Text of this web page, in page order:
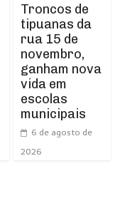
Troncos de
tipuanas da
rua 15 de
novembro,
ganham nova
vida em
escolas
municipais
6 de agosto de
2026